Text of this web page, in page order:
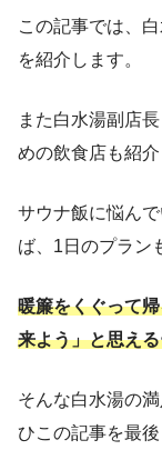
この記事では、
を紹介します。
また白水湯副店
めの飲食店も紹介
サウナ飯に悩ん
ば、1日のプラン
暖簾をくぐって
来よう」と思え
そんな白水湯の
ひこの記事を最